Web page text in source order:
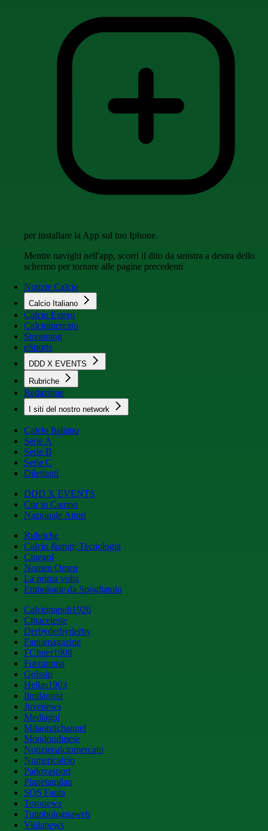
per installare la App sul tuo Iphone.
Mentre navighi nell'app, scorri il dito da sinistra a destra dello
schermo per tornare alle pagine precedenti
Notizie Calcio
Calcio Italiano
Calcio Estero
Calciomercato
Streaming
eSports
DDD X EVENTS
Rubriche
Redazione
I siti del nostro network
Calcio Italiano
Serie A
Serie B
Serie C
Dilettanti
DDD X EVENTS
Cur in Campo
Nazionale Attori
Rubriche
Calcio &amp; Tecnologia
Cinegol
Nomen Omen
La prima volta
Etimologie da Spogliatoio
Calcionapoli1926
Cittaceleste
Derbyderbyderby
Fantamagazine
FCInter1908
Forzaroma
Golssip
Hellas1903
Ilmilanista
Juvenews
Mediagol
Milanistichannel
Mondoudinese
Notiziecalciomercato
Numericalcio
Padovasport
Pianetamilan
SOS Fanta
Toronews
Tuttobolognaweb
Violanews